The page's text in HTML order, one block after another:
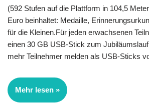
(592 Stufen auf die Plattform in 104,5
Euro beinhaltet: Medaille,
für die Kleinen.Für jeden erwachsenen
einen 30 GB USB-Stick zum
mehr Teilnehmer melden als USB-Sticks
Mehr lesen »